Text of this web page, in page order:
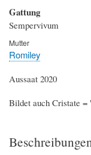
Gattung
Sempervivum
Mutter
Romiley
Aussaat 2020
Bildet auch Cristate =